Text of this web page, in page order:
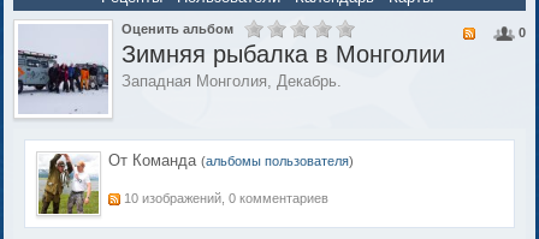
0
Оценить альбом
Зимняя рыбалка в Монголии
Западная Монголия, Декабрь.
От Команда(альбомы пользователя)
10 изображений, 0 комментариев